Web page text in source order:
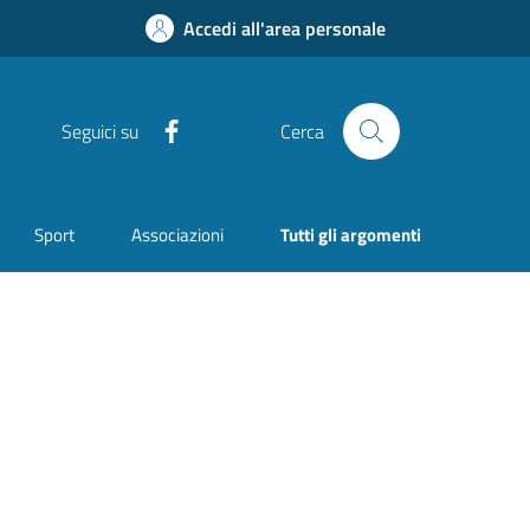
Accedi all'area personale
Seguici su Cerca
Sport Associazioni Tutti gli argomenti